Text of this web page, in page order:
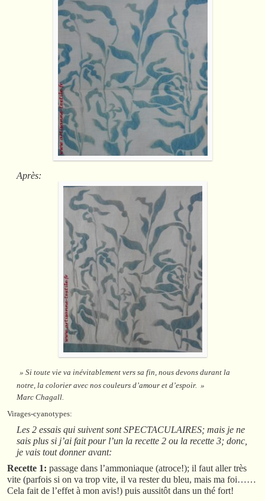
Après:
» Si toute vie va inévitablement vers sa fin, nous devons durant la
notre, la colorier avec nos couleurs d’amour et d’espoir. »
Marc Chagall.
Virages-cyanotypes:
Les 2 essais qui suivent sont SPECTACULAIRES; mais je ne
sais plus si j’ai fait pour l’un la recette 2 ou la recette 3; donc,
je vais tout donner avant:
Recette 1: passage dans l’ammoniaque (atroce!); il faut aller très
vite (parfois si on va trop vite, il va rester du bleu, mais ma foi……
Cela fait de l’effet à mon avis!) puis aussitôt dans un thé fort!